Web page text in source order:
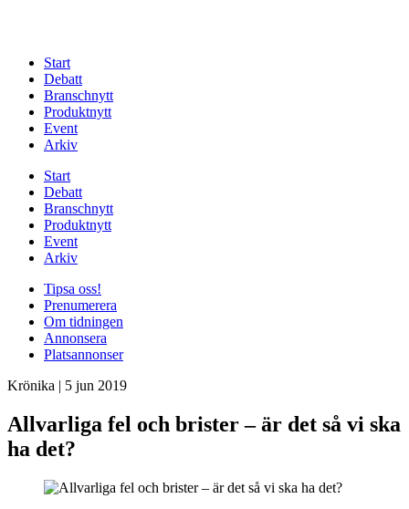
Start
Debatt
Branschnytt
Produktnytt
Event
Arkiv
Start
Debatt
Branschnytt
Produktnytt
Event
Arkiv
Tipsa oss!
Prenumerera
Om tidningen
Annonsera
Platsannonser
Krönika | 5 jun 2019
Allvarliga fel och brister – är det så vi ska
ha det?